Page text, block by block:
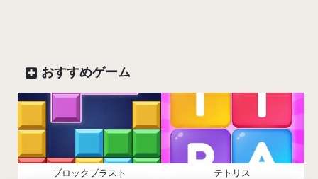
おすすめゲーム
ブロックブラスト テトリス